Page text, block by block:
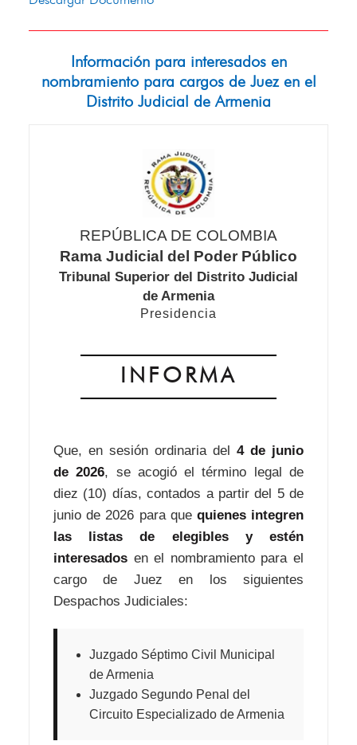
Información para interesados en
nombramiento para cargos de Juez en el
Distrito Judicial de Armenia
REPÚBLICA DE COLOMBIA
Rama Judicial del Poder Público
Tribunal Superior del Distrito Judicial
de Armenia
Presidencia
INFORMA
Que, en sesión ordinaria del4 de junio
de 2026, se acogió el término legal de
diez (10) días, contados a partir del 5 de
junio de 2026 para que quienes integren
las listas de elegibles y estén
interesadosen el nombramiento para el
cargo de Juez en los siguientes
Despachos Judiciales:
Juzgado Séptimo Civil Municipal
de Armenia
Juzgado Segundo Penal del
Circuito Especializado de Armenia